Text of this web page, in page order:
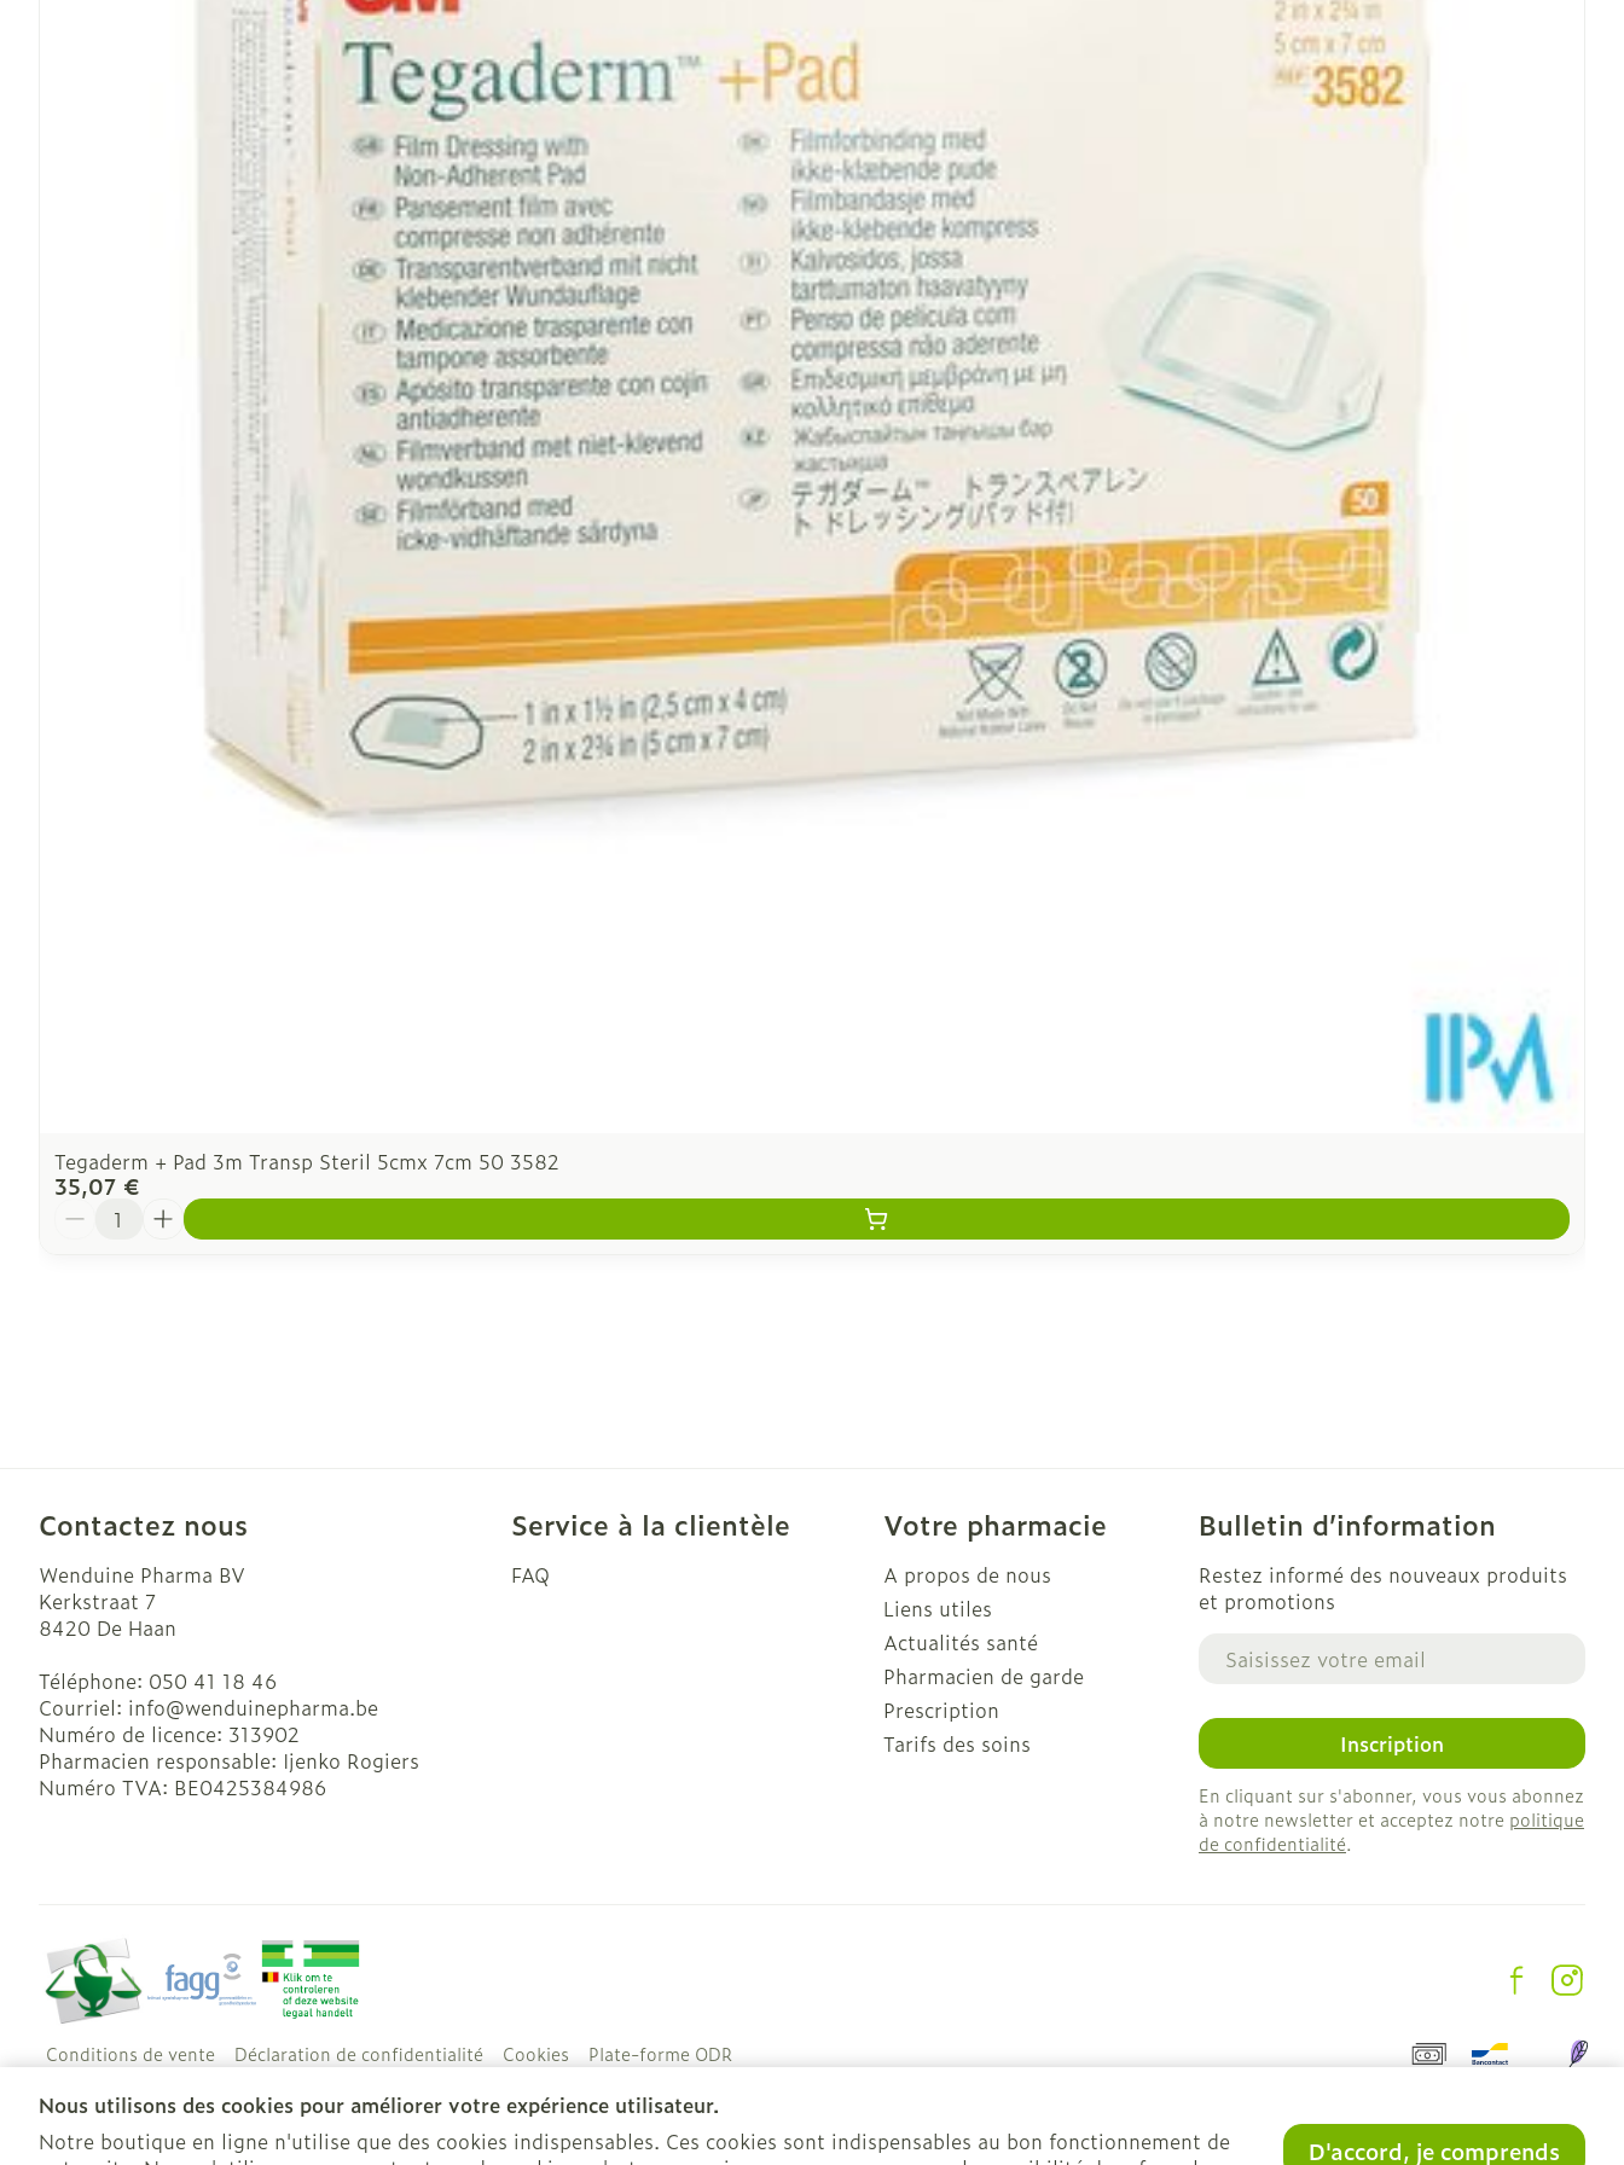
Nous utilisons des cookies pour améliorer votre expérience utilisateur.
Notre boutique en ligne n'utilise que des cookies indispensables. Ces cookies sont indispensables au bon fonctionnement de
D'accord, je comprends
Tegaderm + Pad 3m Transp Steril 5cmx 7cm 50 3582
35,07 €
Quantité
Contactez nous
Wenduine Pharma BV
Kerkstraat 7
8420 De Haan
Téléphone: 050 41 18 46
Courriel: info@wenduinepharma.be
Numéro de licence: 313902
Pharmacien responsable: Ijenko Rogiers
Numéro TVA: BE0425384986
Service à la clientèle
FAQ
Votre pharmacie
A propos de nous
Liens utiles
Actualités santé
Pharmacien de garde
Prescription
Tarifs des soins
Bulletin d’information
Restez informé des nouveaux produits
et promotions
Inscription
En cliquant sur s'abonner, vous vous abonnez
à notre newsletter et acceptez notre politique
de confidentialité.
Conditions de vente Déclaration de confidentialité Cookies Plate-forme ODR